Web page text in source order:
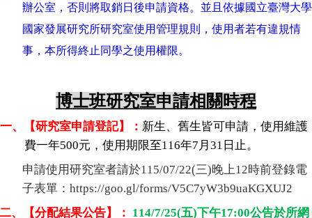
所
學
辦公室，否則將取銷日後申請資格。並且依據國立臺灣大學
國家發展研究所研究室使用管理規則，使用者若有違規情
事，本所得終止同學之使用權限。
博士班研究室申請相關時程
一、【研究室申請登記】： 新生、舊生皆可申請，使用維護
費一年500元， 使用期限至116年7月31日止。
申請使用研究室者請於115/07/22(三)晚上12時前登錄電
子表單： https://goo.gl/forms/V5C7yW3b9uaKGXUJ2
、【分配結果公告】： 114/7/25(五)下午17:00公告於所網